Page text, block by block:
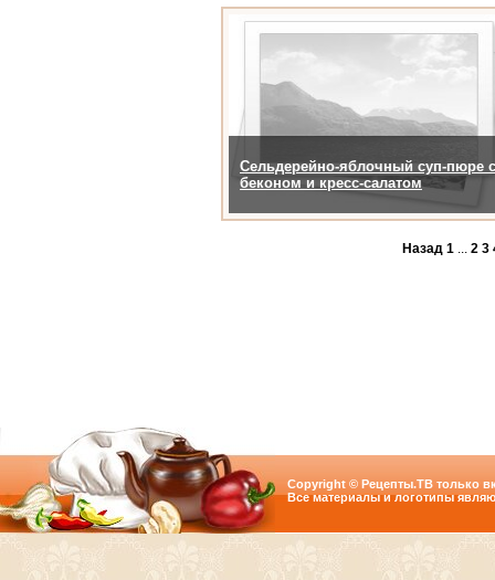
Сельдерейно-яблочный суп-пюре с
беконом и кресс-салатом
Назад 1 ... 2 3
Copyright © Рецепты.ТВ только
Все материалы и логотипы